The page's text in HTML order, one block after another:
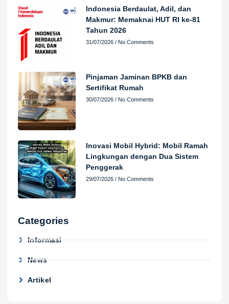
Indonesia Berdaulat, Adil, dan
Makmur: Memaknai HUT RI ke-81
Tahun 2026
31/07/2026 No Comments
Pinjaman Jaminan BPKB dan
Sertifikat Rumah
30/07/2026 No Comments
Inovasi Mobil Hybrid: Mobil Ramah
Lingkungan dengan Dua Sistem
Penggerak
29/07/2026 No Comments
Categories
Informasi
News
Artikel